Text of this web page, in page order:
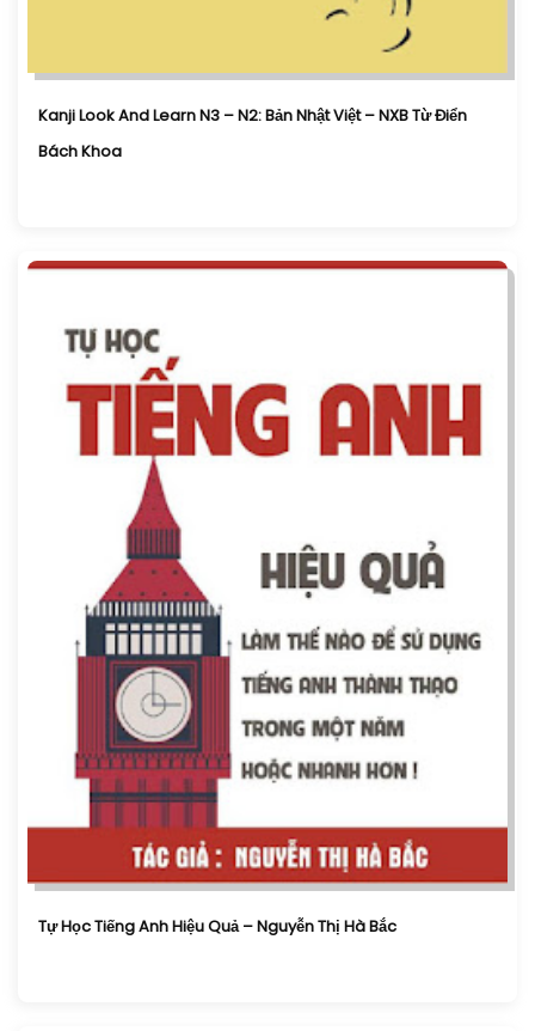
Kanji Look And Learn N3 – N2: Bản Nhật Việt – NXB Từ Điển
Bách Khoa
Tự Học Tiếng Anh Hiệu Quả – Nguyễn Thị Hà Bắc